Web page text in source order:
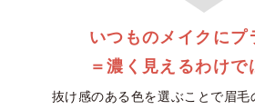
いつものメイクにプ
＝濃く見えるわけで
抜け感のある色を選ぶことで眉毛